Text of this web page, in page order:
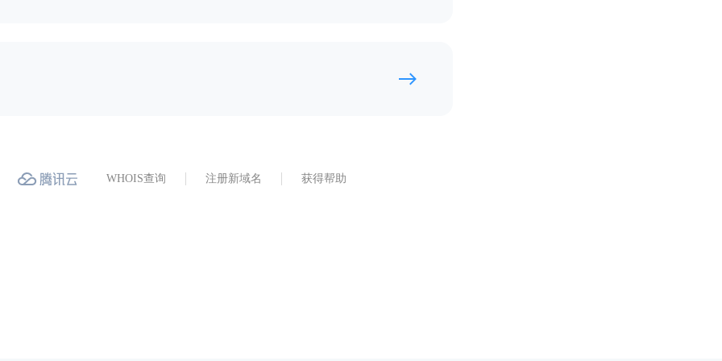
WHOIS查询 注册新域名 获得帮助